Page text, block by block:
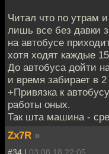
Читал что по утрам
лишь все без давки
на автобусе
хотя ходят каждые
До автобуса дойти
и время забирает в
+Привязка к
работы оных.
Так шта машина -
Zx7R »
#34 | 03.08.18 22:05